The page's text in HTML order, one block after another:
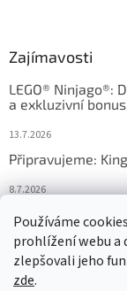
Používáme
prohlížení webu a
zlepšovali jeho
zde.
Zajímavosti
LEGO® Ninjago®:
a exkluzivní
13.7.2026
Připravujeme:
8.7.2026
Nejlepší deskové
18.6.2026